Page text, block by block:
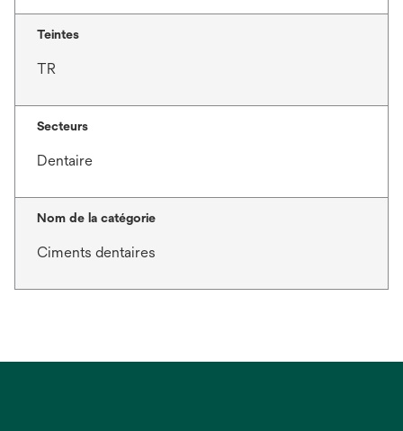
Teintes
TR
Secteurs
Dentaire
Nom de la catégorie
Ciments dentaires